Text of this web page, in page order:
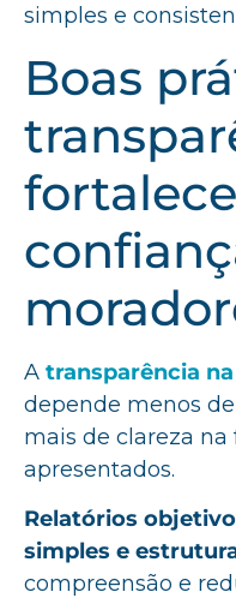
simples e
Boas
A transparência
depende menos
mais de clareza na
apresentados.
Relatórios
simples e
compreensão e